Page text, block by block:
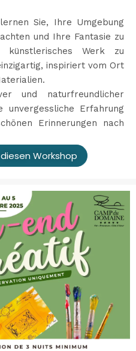
Sie, Ihre Umgebung
und Ihre Fantasie zu
Werk zu
inspiriert vom Ort
und naturfreundlicher
unvergessliche Erfahrung
Erinnerungen nach
Workshop